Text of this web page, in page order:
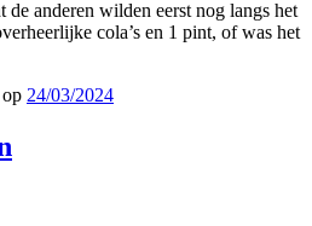
de anderen wilden eerst nog langs het
cola’s en 1 pint, of was het
24/03/2024